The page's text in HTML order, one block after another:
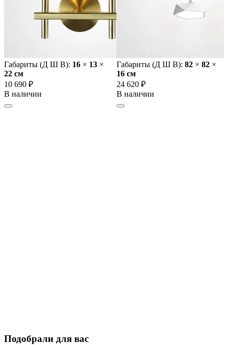
Габариты (Д Ш В): 16 × 13 ×
22 cм
10 690 ₽
В наличии
Габариты (Д Ш В): 82 × 82 ×
16 cм
24 620 ₽
В наличии
Подобрали для вас